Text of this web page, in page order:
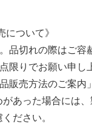
について》
品切れの際はご容
りでお願い申し
販売方法のご案
あった場合には
ださい。